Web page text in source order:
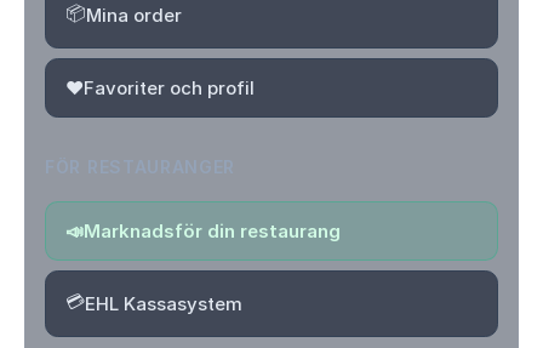
📦Mina order
❤️Favoriter och profil
📣Marknadsför din restaurang
💳EHL Kassasystem